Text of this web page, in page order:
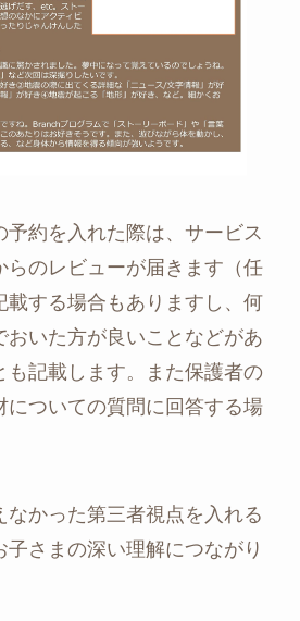
予約を入れた際は、サービス
らのレビューが届きます（任
載する場合もありますし、何
おいた方が良いことなどがあ
も記載します。また保護者の
についての質問に回答する場
なかった第三者視点を入れる
子さまの深い理解につながり